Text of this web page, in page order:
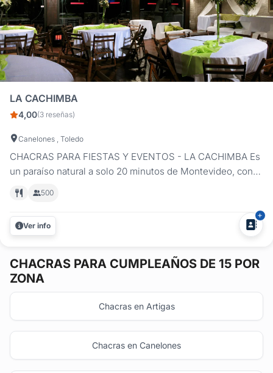
LA CACHIMBA
4,00(3 reseñas)
Canelones , Toledo
CHACRAS PARA FIESTAS Y EVENTOS - LA CACHIMBA Es
un paraíso natural a solo 20 minutos de Montevideo, con
jardines cuidadosamente diseñados que brindan en su
conjunto una vista y sensación colonial impecable llena de
colores, ideal para la realización de fiestas en el día, como
también en la...
500
Ver info
CHACRAS PARA CUMPLEAÑOS DE 15 POR
ZONA
Chacras en Artigas
Chacras en Canelones